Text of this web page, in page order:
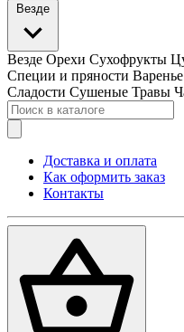
Везде
Везде Орехи Сухофрукты
Специи и пряности Варенье
Сладости Сушеные Травы
Доставка и оплата
Как оформить заказ
Контакты